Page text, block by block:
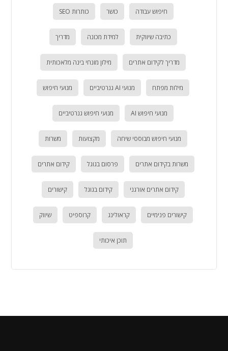
חיפוש עבודה כושר כותרות SEO
כתיבה שיווקית למידת מכונה מדריך
מדריך לקידום אתרים מילון מונחי בינה מלאכותית
מילות מפתח מנועי AI גנרטיביים מנועי חיפוש
מנועי חיפוש AI מנועי חיפוש גנרטיביים
מנועי חיפוש מבוססי שיחה מקצועות משרות
משרות בקידום אתרים פרסום בגוגל קידום אתרים
קידום אתרים אורגני קידום בגוגל קישורים
קישורים פנימיים קראולינג קרוספיט שיווק
תוכן איכותי